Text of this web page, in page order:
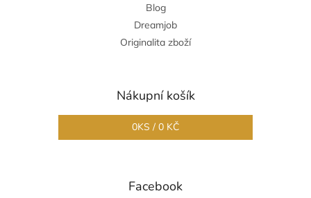
Blog
Dreamjob
Originalita zboží
Nákupní košík
0KS / 0 KČ
Facebook